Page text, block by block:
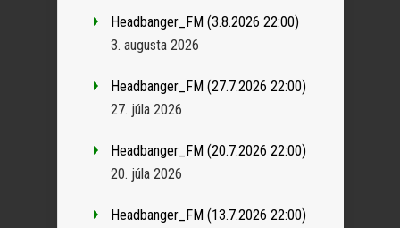
Headbanger_FM (3.8.2026 22:00)
3. augusta 2026
Headbanger_FM (27.7.2026 22:00)
27. júla 2026
Headbanger_FM (20.7.2026 22:00)
20. júla 2026
Headbanger_FM (13.7.2026 22:00)